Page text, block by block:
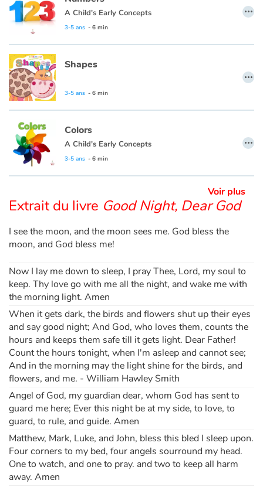
Apprendre les langues
Dyslexie, troubles de la lecture
Nos listes de lecture
Les plus lus
Coups de coeur
A Child's Early Concepts
3-5 ans - 6 min
…
Shapes
3-5 ans - 6 min
…
Colors
A Child's Early Concepts
3-5 ans - 6 min
…
Voir plus
Extrait du livre Good Night, Dear God
I see the moon, and the moon sees me. God bless the
moon, and God bless me!
Now I lay me down to sleep, I pray Thee, Lord, my soul to
keep. Thy love go with me all the night, and wake me with
the morning light. Amen
When it gets dark, the birds and flowers shut up their eyes
and say good night; And God, who loves them, counts the
hours and keeps them safe till it gets light. Dear Father!
Count the hours tonight, when I'm asleep and cannot see;
And in the morning may the light shine for the birds, and
flowers, and me. - William Hawley Smith
Angel of God, my guardian dear, whom God has sent to
guard me here; Ever this night be at my side, to love, to
guard, to rule, and guide. Amen
Matthew, Mark, Luke, and John, bless this bled I sleep upon.
Four corners to my bed, four angels sourround my head.
One to watch, and one to pray. and two to keep all harm
away. Amen